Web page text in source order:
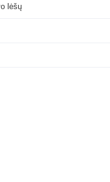
lėšų